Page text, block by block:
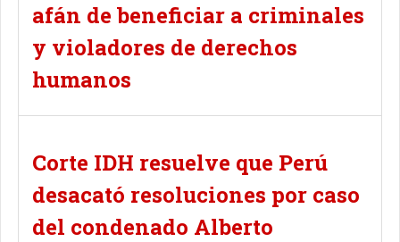
afán de beneficiar a criminales
y violadores de derechos
humanos
Corte IDH resuelve que Perú
desacató resoluciones por caso
del condenado Alberto